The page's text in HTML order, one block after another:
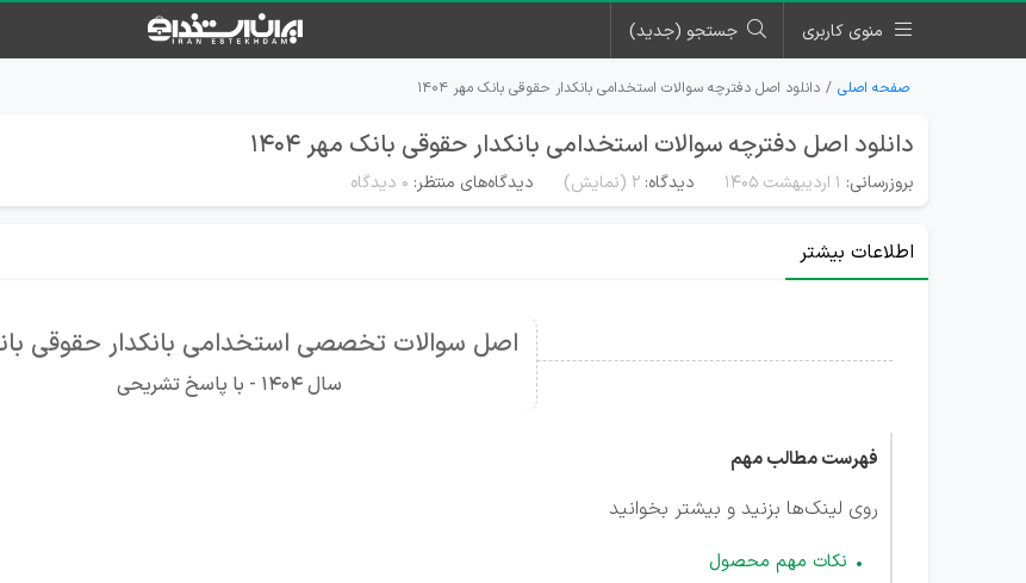
منوی کاربری جستجو (جدید)
صفحه اصلی دانلود اصل دفترچه سوالات استخدامی بانکدار حقوقی بانک مهر ۱۴۰۴
دانلود اصل دفترچه سوالات استخدامی بانکدار حقوقی بانک مهر ۱۴۰۴
بروزرسانی: ۱ اردیبهشت ۱۴۰۵ دیدگاه: 2 (نمایش) دیدگاه‌های منتظر: ۰ دیدگاه
اطلاعات بیشتر
اصل سوالات تخصصی استخدامی بانکدار حقوقی
سال 1404 - با پاسخ تشریحی
فهرست مطالب مهم
روی لینک‌ها بزنید و بیشتر بخوانید
نکات مهم محصول